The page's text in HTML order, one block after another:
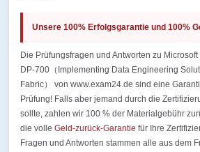
Unsere 100% Erfolgsgarantie und 100%
Die Prüfungsfragen und Antworten zu
DP-700（Implementing Data Engineering
Fabric） von www.exam24.de sind eine
Prüfung! Falls aber jemand durch die
sollte, zahlen wir 100 % der Materialgebühr
die volle Geld-zurück-Garantie für Ihre
Fragen und Antworten stammen alle aus dem